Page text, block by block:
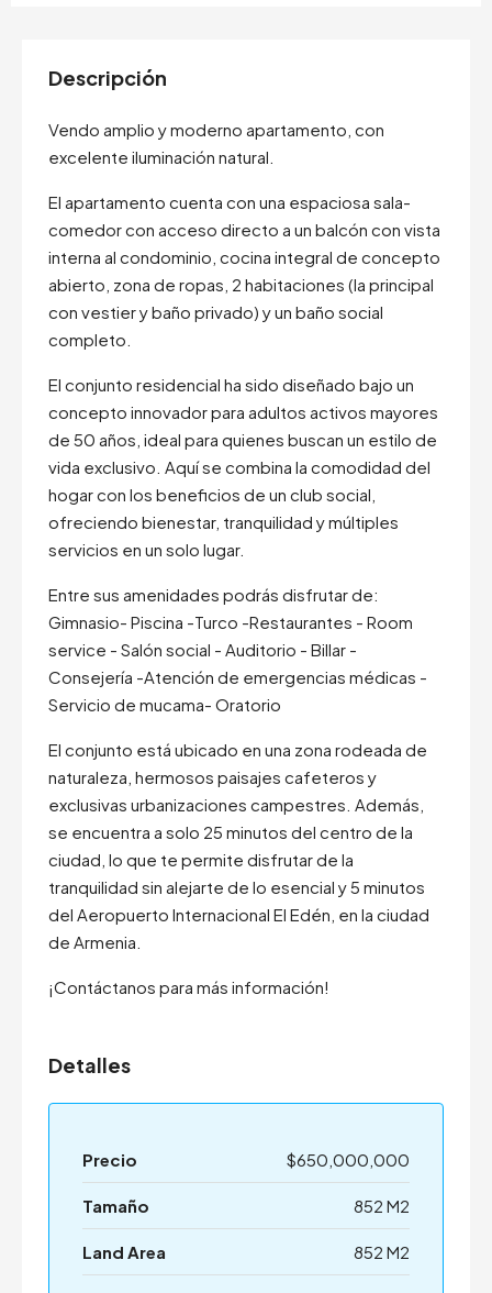
Descripción
Vendo amplio y moderno apartamento, con
excelente iluminación natural.
El apartamento cuenta con una espaciosa sala-
comedor con acceso directo a un balcón con vista
interna al condominio, cocina integral de concepto
abierto, zona de ropas, 2 habitaciones (la principal
con vestier y baño privado) y un baño social
completo.
El conjunto residencial ha sido diseñado bajo un
concepto innovador para adultos activos mayores
de 50 años, ideal para quienes buscan un estilo de
vida exclusivo. Aquí se combina la comodidad del
hogar con los beneficios de un club social,
ofreciendo bienestar, tranquilidad y múltiples
servicios en un solo lugar.
Entre sus amenidades podrás disfrutar de:
Gimnasio- Piscina -Turco -Restaurantes - Room
service - Salón social - Auditorio - Billar -
Consejería -Atención de emergencias médicas -
Servicio de mucama- Oratorio
El conjunto está ubicado en una zona rodeada de
naturaleza, hermosos paisajes cafeteros y
exclusivas urbanizaciones campestres. Además,
se encuentra a solo 25 minutos del centro de la
ciudad, lo que te permite disfrutar de la
tranquilidad sin alejarte de lo esencial y 5 minutos
del Aeropuerto Internacional El Edén, en la ciudad
de Armenia.
¡Contáctanos para más información!
Detalles
Precio $650,000,000
Tamaño 852 M2
Land Area 852 M2